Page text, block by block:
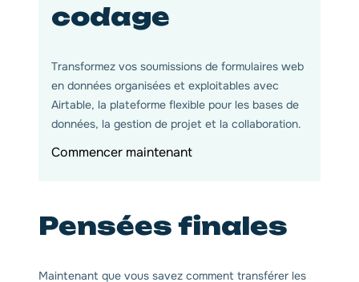
codage
Transformez vos soumissions de formulaires web
en données organisées et exploitables avec
Airtable, la plateforme flexible pour les bases de
données, la gestion de projet et la collaboration.
Commencer maintenant
Pensées finales
Maintenant que vous savez comment transférer les